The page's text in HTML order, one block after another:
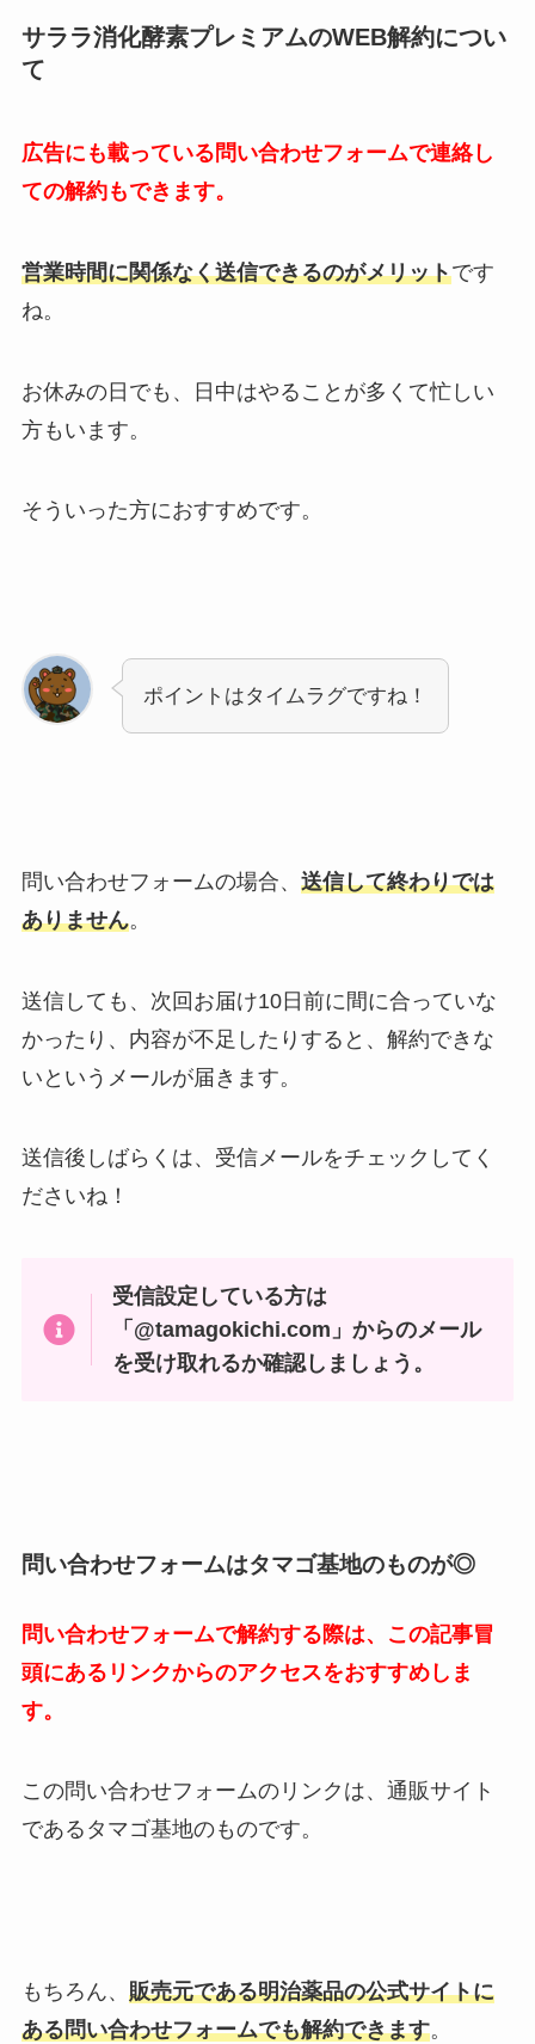
サララ消化酵素プレミアムのWEB解約につい
て
広告にも載っている問い合わせフォームで連絡し
ての解約もできます。
営業時間に関係なく送信できるのがメリットです
ね。
お休みの日でも、日中はやることが多くて忙しい
方もいます。
そういった方におすすめです。
ポイントはタイムラグですね！
問い合わせフォームの場合、 送信して終わりでは
ありません。
送信しても、次回お届け10日前に間に合っていな
かったり、内容が不足したりすると、解約できな
いというメールが届きます。
送信後しばらくは、受信メールをチェックしてく
ださいね！
受信設定している方は
「@tamagokichi.com」からのメール
を受け取れるか確認しましょう。
問い合わせフォームはタマゴ基地のものが◎
問い合わせフォームで解約する際は、この記事冒
頭にあるリンクからのアクセスをおすすめしま
す。
この問い合わせフォームのリンクは、通販サイト
であるタマゴ基地のものです。
もちろん、 販売元である明治薬品の公式サイトに
ある問い合わせフォームでも解約できます。